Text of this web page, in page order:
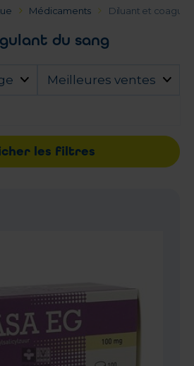
Médicaments Diluant et
du sang
Meilleures ventes
les filtres